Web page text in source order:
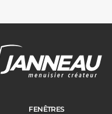
FENÊTRES